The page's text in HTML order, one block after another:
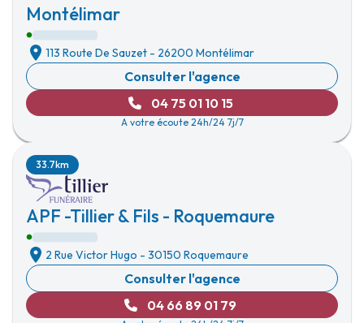
Montélimar
113 Route De Sauzet - 26200 Montélimar
Consulter l'agence
04 75 01 10 15
A votre écoute 24h/24 7j/7
APF -Tillier & Fils - Roquemaure
33.7km
2 Rue Victor Hugo - 30150 Roquemaure
Consulter l'agence
04 66 89 01 79